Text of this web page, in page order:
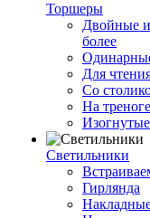
Торшеры
Двойные и
более
Для
Со
На треноге
Изогнутые
Светильники
Гирлянда